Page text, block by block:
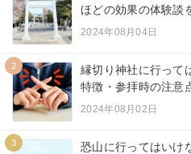
ほどの効果の体験談
2024年08月04日
2
縁切り神社に行って
特徴・参拝時の注意
2024年08月02日
3
恐山に行ってはいけ